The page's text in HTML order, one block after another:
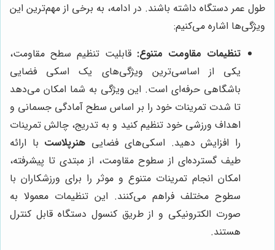
طول عمر دستگاه داشته باشند. در ادامه، به برخی از مهم‌ترین این
ویژگی‌ها اشاره می‌کنیم:
تنظیمات مقاومت متنوع: قابلیت تنظیم سطح مقاومت،
یکی از اساسی‌ترین ویژگی‌های یک اسکی فضایی
باشگاهی حرفه‌ای است. این ویژگی به شما امکان می‌دهد
تا شدت تمرینات خود را بر اساس سطح آمادگی جسمانی و
اهداف ورزشی خود تنظیم کنید و به تدریج، چالش تمرینات
را افزایش دهید. اسکی‌های فضایی هنرپلاست با ارائه
طیف گسترده‌ای از سطوح مقاومت، از مبتدی تا پیشرفته،
امکان انجام تمرینات متنوع و موثر را برای ورزشکاران با
سطوح مختلف فراهم می‌کنند. این تنظیمات معمولا به
صورت الکترونیکی و از طریق کنسول دستگاه قابل کنترل
هستند.